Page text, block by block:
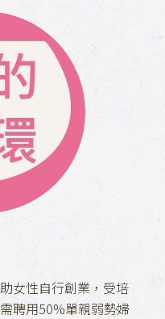
女性自行創業，受培
聘用50%單親弱勢婦